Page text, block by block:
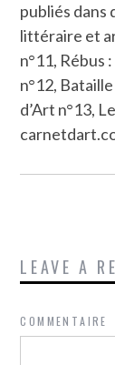
publiés dans
littéraire et
n°11, Rébus
n°12,
d’Art n°13,
LEAVE A
COMMENTAIRE